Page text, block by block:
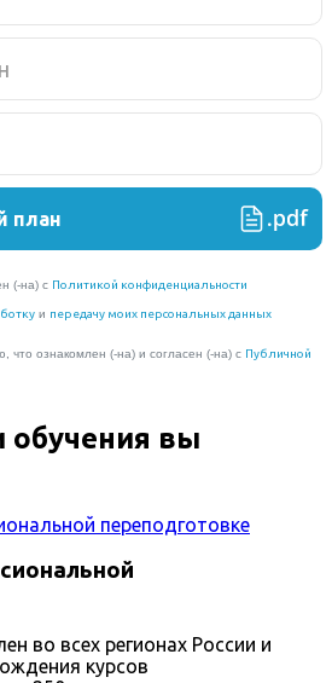
обучения вы
во всех регионах России и
курсов